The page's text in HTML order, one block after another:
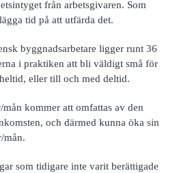
från arbetsgivaren. Som
tid på att utfärda det.
byggnadsarbetare ligger runt 36
i praktiken att bli väldigt små för
eller till och med deltid.
kommer att omfattas av den
och därmed kunna öka sin
mån.
som tidigare inte varit berättigade